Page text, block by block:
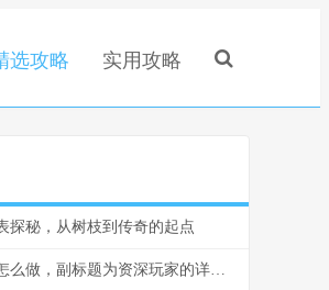
选攻略 实用攻略
探秘，从树枝到传奇的起点
我的世界钻石弓箭怎么做，副标题为资深玩家的详尽打造指南